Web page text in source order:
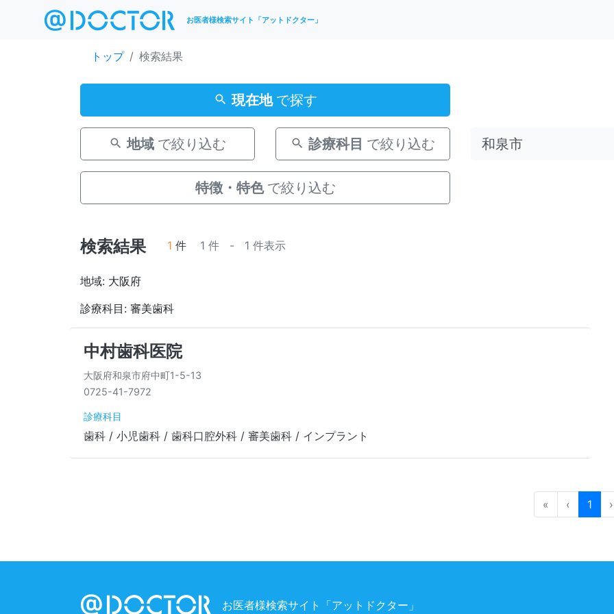
お医者様検索サイト「アットドクター」
トップ 検索結果
現在地 で探す
地域 で絞り込む 診療科目 で絞り込む
特徴・特色 で絞り込む
検索結果 1 件 1 件 - 1 件表示
地域: 大阪府
診療科目: 審美歯科
中村歯科医院
大阪府和泉市府中町1-5-13
0725-41-7972
診療科目
歯科 / 小児歯科 / 歯科口腔外科 / 審美歯科 / インプラント
« ‹ 1 ›
お医者様検索サイト「アットドクター」